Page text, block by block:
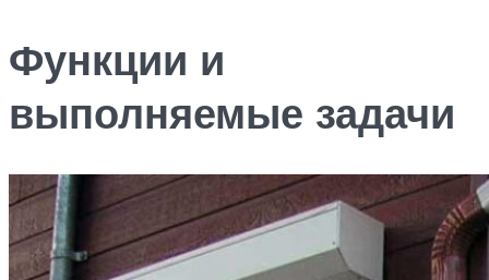
Функции и
выполняемые задачи